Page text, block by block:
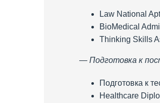
Law National
BioMedical
Thinking Skills
— Подготовка к
Подготовка к
Healthcare